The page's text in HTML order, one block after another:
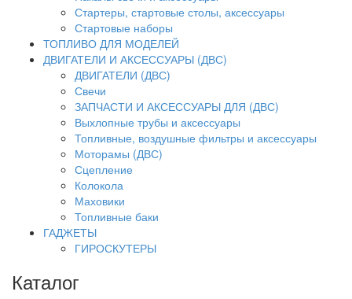
Стартеры, стартовые столы, аксессуары
Стартовые наборы
ТОПЛИВО ДЛЯ МОДЕЛЕЙ
ДВИГАТЕЛИ И АКСЕССУАРЫ (ДВС)
ДВИГАТЕЛИ (ДВС)
Свечи
ЗАПЧАСТИ И АКСЕССУАРЫ ДЛЯ (ДВС)
Выхлопные трубы и аксессуары
Топливные, воздушные фильтры и аксессуары
Моторамы (ДВС)
Сцепление
Колокола
Маховики
Топливные баки
ГАДЖЕТЫ
ГИРОСКУТЕРЫ
Каталог